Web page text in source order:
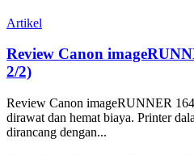
Artikel
Review Canon
2/2)
Review Canon imageRUNNER
dirawat dan hemat biaya. Printer
dirancang dengan...